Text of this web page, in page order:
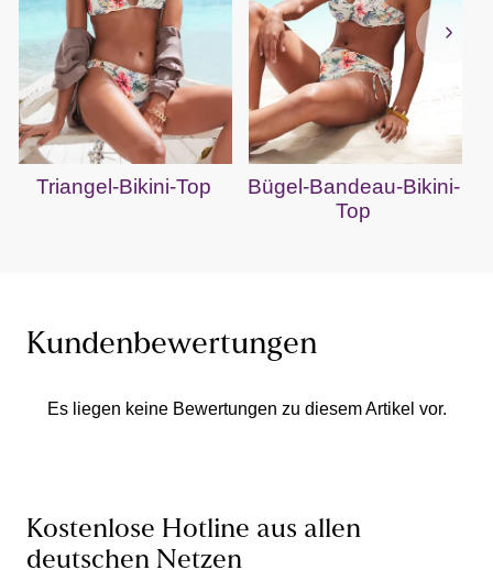
Triangel-Bikini-Top
Bügel-Bandeau-Bikini-
Top
Kundenbewertungen
Es liegen keine Bewertungen zu diesem Artikel vor.
Kostenlose Hotline aus allen
deutschen Netzen